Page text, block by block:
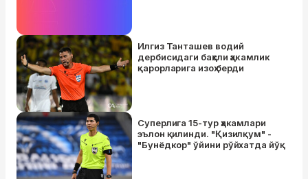
Илгиз Танташев водий
дербисидаги баҳсли ҳакамлик
қарорларига изоҳ берди
Суперлига 15-тур ҳакамлари
эълон қилинди. "Қизилқум" -
"Бунёдкор" ўйини рўйхатда йўқ